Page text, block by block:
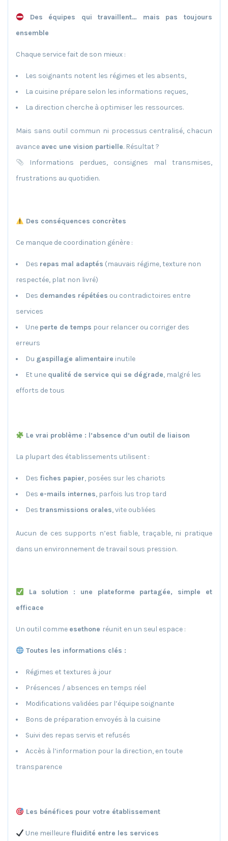
Des équipes qui travaillent… mais pas toujours
ensemble
Chaque service fait de son mieux :
Les soignants notent les régimes et les absents,
La cuisine prépare selon les informations reçues,
La direction cherche à optimiser les ressources.
Mais sans outil commun ni processus centralisé, chacun
avance avec une vision partielle. Résultat ?
Informations perdues, consignes mal transmises,
frustrations au quotidien.
Des conséquences concrètes
Ce manque de coordination génère :
Des repas mal adaptés (mauvais régime, texture non
respectée, plat non livré)
Des demandes répétées ou contradictoires entre
services
Une perte de temps pour relancer ou corriger des
erreurs
Du gaspillage alimentaire inutile
Et une qualité de service qui se dégrade, malgré les
efforts de tous
Le vrai problème : l’absence d’un outil de liaison
La plupart des établissements utilisent :
Des fiches papier, posées sur les chariots
Des e-mails internes, parfois lus trop tard
Des transmissions orales, vite oubliées
Aucun de ces supports n’est fiable, traçable, ni pratique
dans un environnement de travail sous pression.
La solution : une plateforme partagée, simple et
efficace
Un outil comme esethone réunit en un seul espace :
Toutes les informations clés :
Régimes et textures à jour
Présences / absences en temps réel
Modifications validées par l’équipe soignante
Bons de préparation envoyés à la cuisine
Suivi des repas servis et refusés
Accès à l’information pour la direction, en toute
transparence
Les bénéfices pour votre établissement
Une meilleure fluidité entre les services